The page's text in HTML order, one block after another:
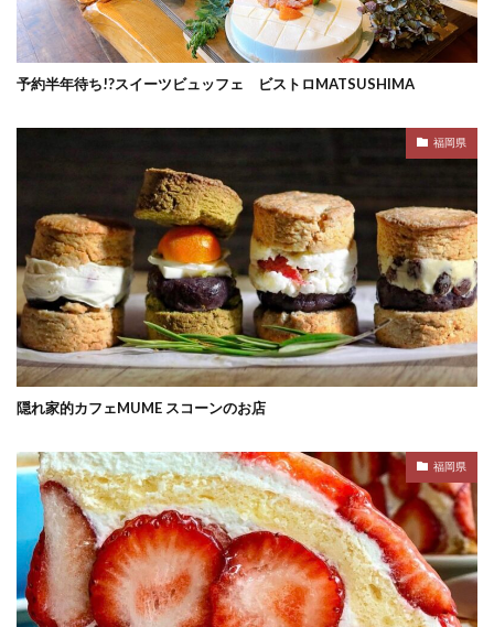
予約半年待ち!?スイーツビュッフェ ビストロMATSUSHIMA
福岡県
隠れ家的カフェMUME スコーンのお店
福岡県